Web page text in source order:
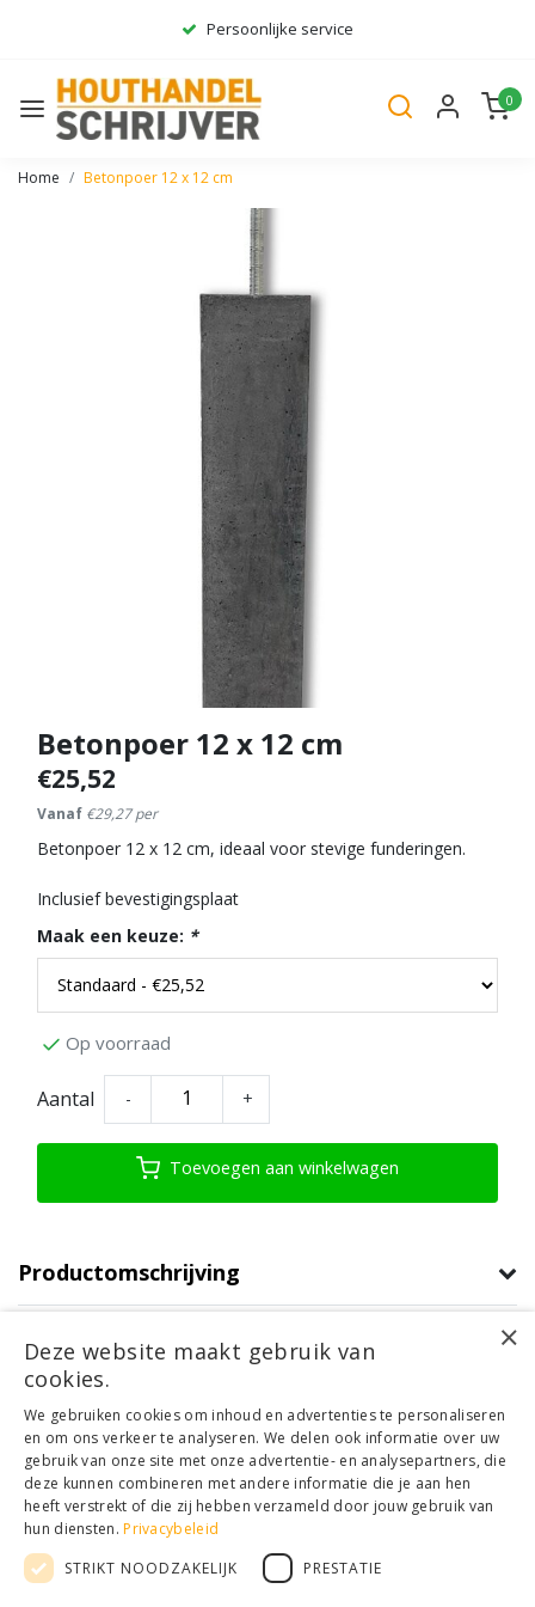
Persoonlijke service
Gratis bezorgd*
0
Home Betonpoer 12 x 12 cm
Betonpoer 12 x 12 cm
€25,52
Vanaf €29,27 per
Betonpoer 12 x 12 cm, ideaal voor stevige funderingen.
Inclusief bevestigingsplaat
Maak een keuze: *
Op voorraad
Aantal - +
Toevoegen aan winkelwagen
Productomschrijving
Product informatie
Klantenservice
Mijn account
Categorieën
Contactgegevens
© Copyright 2026 - Houthandel Schrijver | RealisatieLadsgo.online
×
Deze website maakt gebruik van
cookies.
We gebruiken cookies om inhoud en advertenties te personaliseren
en om ons verkeer te analyseren. We delen ook informatie over uw
gebruik van onze site met onze advertentie- en analysepartners, die
deze kunnen combineren met andere informatie die je aan hen
heeft verstrekt of die zij hebben verzameld door jouw gebruik van
hun diensten.Privacybeleid
STRIKT NOODZAKELIJK
PRESTATIE